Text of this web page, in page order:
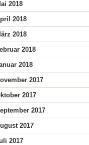
2018
2018
2018
2018
2018
2017
2017
2017
2017
2017